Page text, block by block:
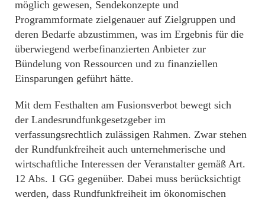
möglich gewesen, Sendekonzepte und
Programmformate zielgenauer auf Zielgruppen und
deren Bedarfe abzustimmen, was im Ergebnis für die
überwiegend werbefinanzierten Anbieter zur
Bündelung von Ressourcen und zu finanziellen
Einsparungen geführt hätte.
Mit dem Festhalten am Fusionsverbot bewegt sich
der Landesrundfunkgesetzgeber im
verfassungsrechtlich zulässigen Rahmen. Zwar stehen
der Rundfunkfreiheit auch unternehmerische und
wirtschaftliche Interessen der Veranstalter gemäß Art.
12 Abs. 1 GG gegenüber. Dabei muss berücksichtigt
werden, dass Rundfunkfreiheit im ökonomischen